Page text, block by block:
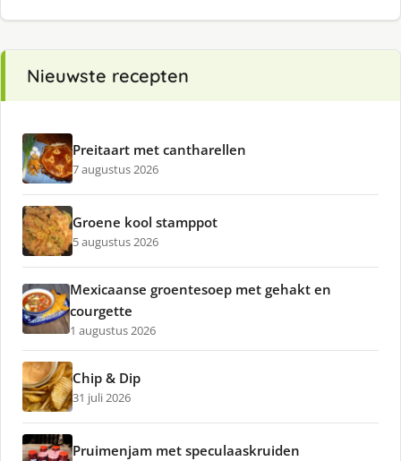
Nieuwste recepten
Preitaart met cantharellen
7 augustus 2026
Groene kool stamppot
5 augustus 2026
Mexicaanse groentesoep met gehakt en
courgette
1 augustus 2026
Chip & Dip
31 juli 2026
Pruimenjam met speculaaskruiden